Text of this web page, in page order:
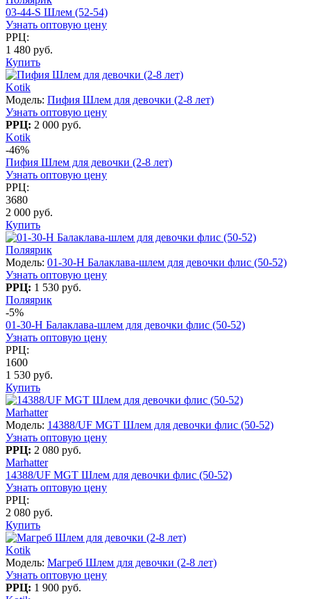
03-44-S Шлем (52-54)
Узнать оптовую цену
РРЦ:
1 480 руб.
Купить
Kotik
Модель: Пифия Шлем для девочки (2-8 лет)
Узнать оптовую цену
РРЦ: 2 000 руб.
Kotik
-46%
Пифия Шлем для девочки (2-8 лет)
Узнать оптовую цену
РРЦ:
3680
2 000 руб.
Купить
Поляярик
Модель: 01-30-H Балаклава-шлем для девочки флис (50-52)
Узнать оптовую цену
РРЦ: 1 530 руб.
Поляярик
-5%
01-30-H Балаклава-шлем для девочки флис (50-52)
Узнать оптовую цену
РРЦ:
1600
1 530 руб.
Купить
Marhatter
Модель: 14388/UF MGT Шлем для девочки флис (50-52)
Узнать оптовую цену
РРЦ: 2 080 руб.
Marhatter
14388/UF MGT Шлем для девочки флис (50-52)
Узнать оптовую цену
РРЦ:
2 080 руб.
Купить
Kotik
Модель: Магреб Шлем для девочки (2-8 лет)
Узнать оптовую цену
РРЦ: 1 900 руб.